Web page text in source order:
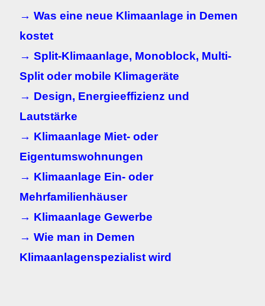
→ Was eine neue Klimaanlage in Demen
kostet
→ Split-Klimaanlage, Monoblock, Multi-
Split oder mobile Klimageräte
→ Design, Energieeffizienz und
Lautstärke
→ Klimaanlage Miet- oder
Eigentumswohnungen
→ Klimaanlage Ein- oder
Mehrfamilienhäuser
→ Klimaanlage Gewerbe
→ Wie man in Demen
Klimaanlagenspezialist wird